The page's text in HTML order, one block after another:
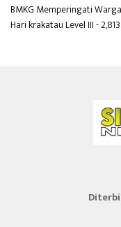
BMKG Memperingati
Hari krakatau Level III-